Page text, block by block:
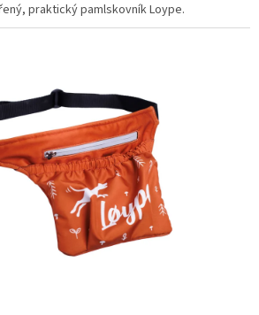
praktický pamlskovník Loype.